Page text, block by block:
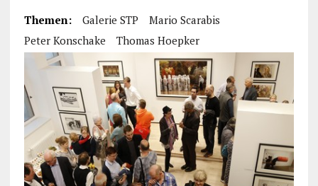
Themen: Galerie STP
Mario Scarabis
Peter Konschake
Thomas Hoepker